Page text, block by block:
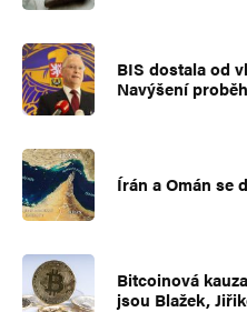
BIS dostala od
Navýšení
Írán a Omán se
Bitcoinová
jsou Blažek,